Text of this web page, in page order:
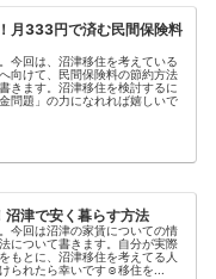
月333円で済む民間保険料
今回は、沼津移住を考えている
向けて、民間保険料の節約方法
きます。沼津移住を検討するに
問題」の力になれれば嬉しいで
沼津で安く暮らす方法
今回は沼津の家賃についての情
について書きます。自分が実際
もとに、沼津移住を考えてる人
られたら幸いです☺️移住を...